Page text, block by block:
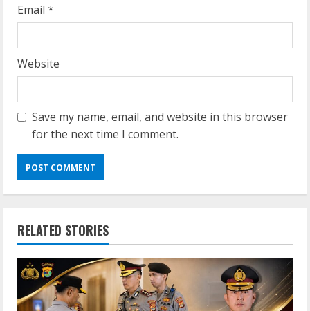
Email *
Website
Save my name, email, and website in this browser
for the next time I comment.
RELATED STORIES